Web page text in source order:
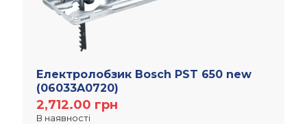
Електролобзик Bosch PST 650 new
(06033A0720)
2,712.00 грн
В наявності